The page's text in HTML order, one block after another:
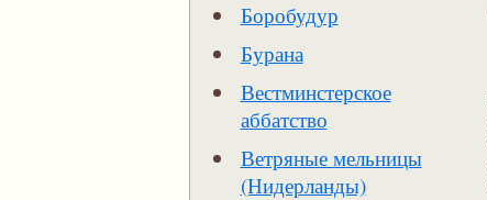
Боробудур
Бурана
Вестминстерское
аббатство
Ветряные мельницы
(Нидерланды)